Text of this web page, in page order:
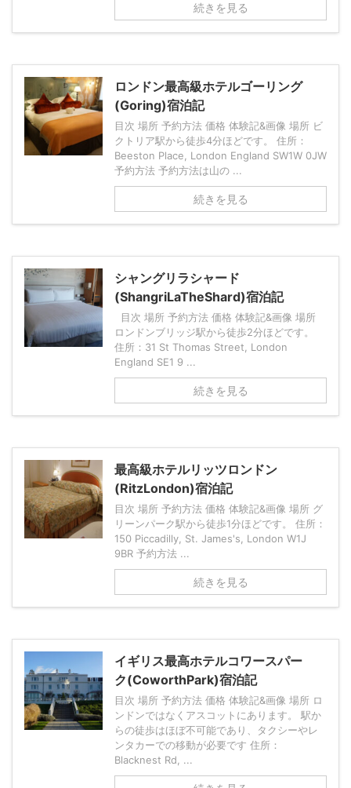
続きを見る
ロンドン最高級ホテルゴーリング
(Goring)宿泊記
目次 場所 予約方法 価格 体験記&画像 場所 ビ
クトリア駅から徒歩4分ほどです。 住所：
Beeston Place, London England SW1W 0JW
予約方法 予約方法は山の ...
続きを見る
シャングリラシャード
(ShangriLaTheShard)宿泊記
目次 場所 予約方法 価格 体験記&画像 場所
ロンドンブリッジ駅から徒歩2分ほどです。
住所：31 St Thomas Street, London
England SE1 9 ...
続きを見る
最高級ホテルリッツロンドン
(RitzLondon)宿泊記
目次 場所 予約方法 価格 体験記&画像 場所 グ
リーンパーク駅から徒歩1分ほどです。 住所：
150 Piccadilly, St. James's, London W1J
9BR 予約方法 ...
続きを見る
イギリス最高ホテルコワースパー
ク(CoworthPark)宿泊記
目次 場所 予約方法 価格 体験記&画像 場所 ロ
ンドンではなくアスコットにあります。 駅か
らの徒歩はほぼ不可能であり、タクシーやレ
ンタカーでの移動が必要です 住所：
Blacknest Rd, ...